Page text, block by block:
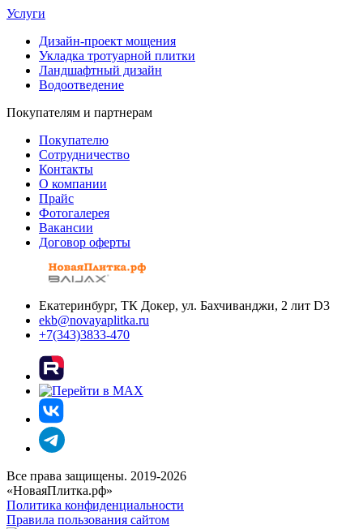
Услуги
Дизайн-проект мощения
Укладка тротуарной плитки
Ландшафтный дизайн
Водоотведение
Покупателям и партнерам
Покупателю
Сотрудничество
Контакты
О компании
Прайс
Фотогалерея
Вакансии
Договор оферты
Екатеринбург, ТК Докер, ул. Бахчиванджи, 2 лит D3
ekb@novayaplitka.ru
+7(343)3833-470
Все права защищены. 2019-2026
«НоваяПлитка.рф»
Политика конфиденциальности
Правила пользования сайтом